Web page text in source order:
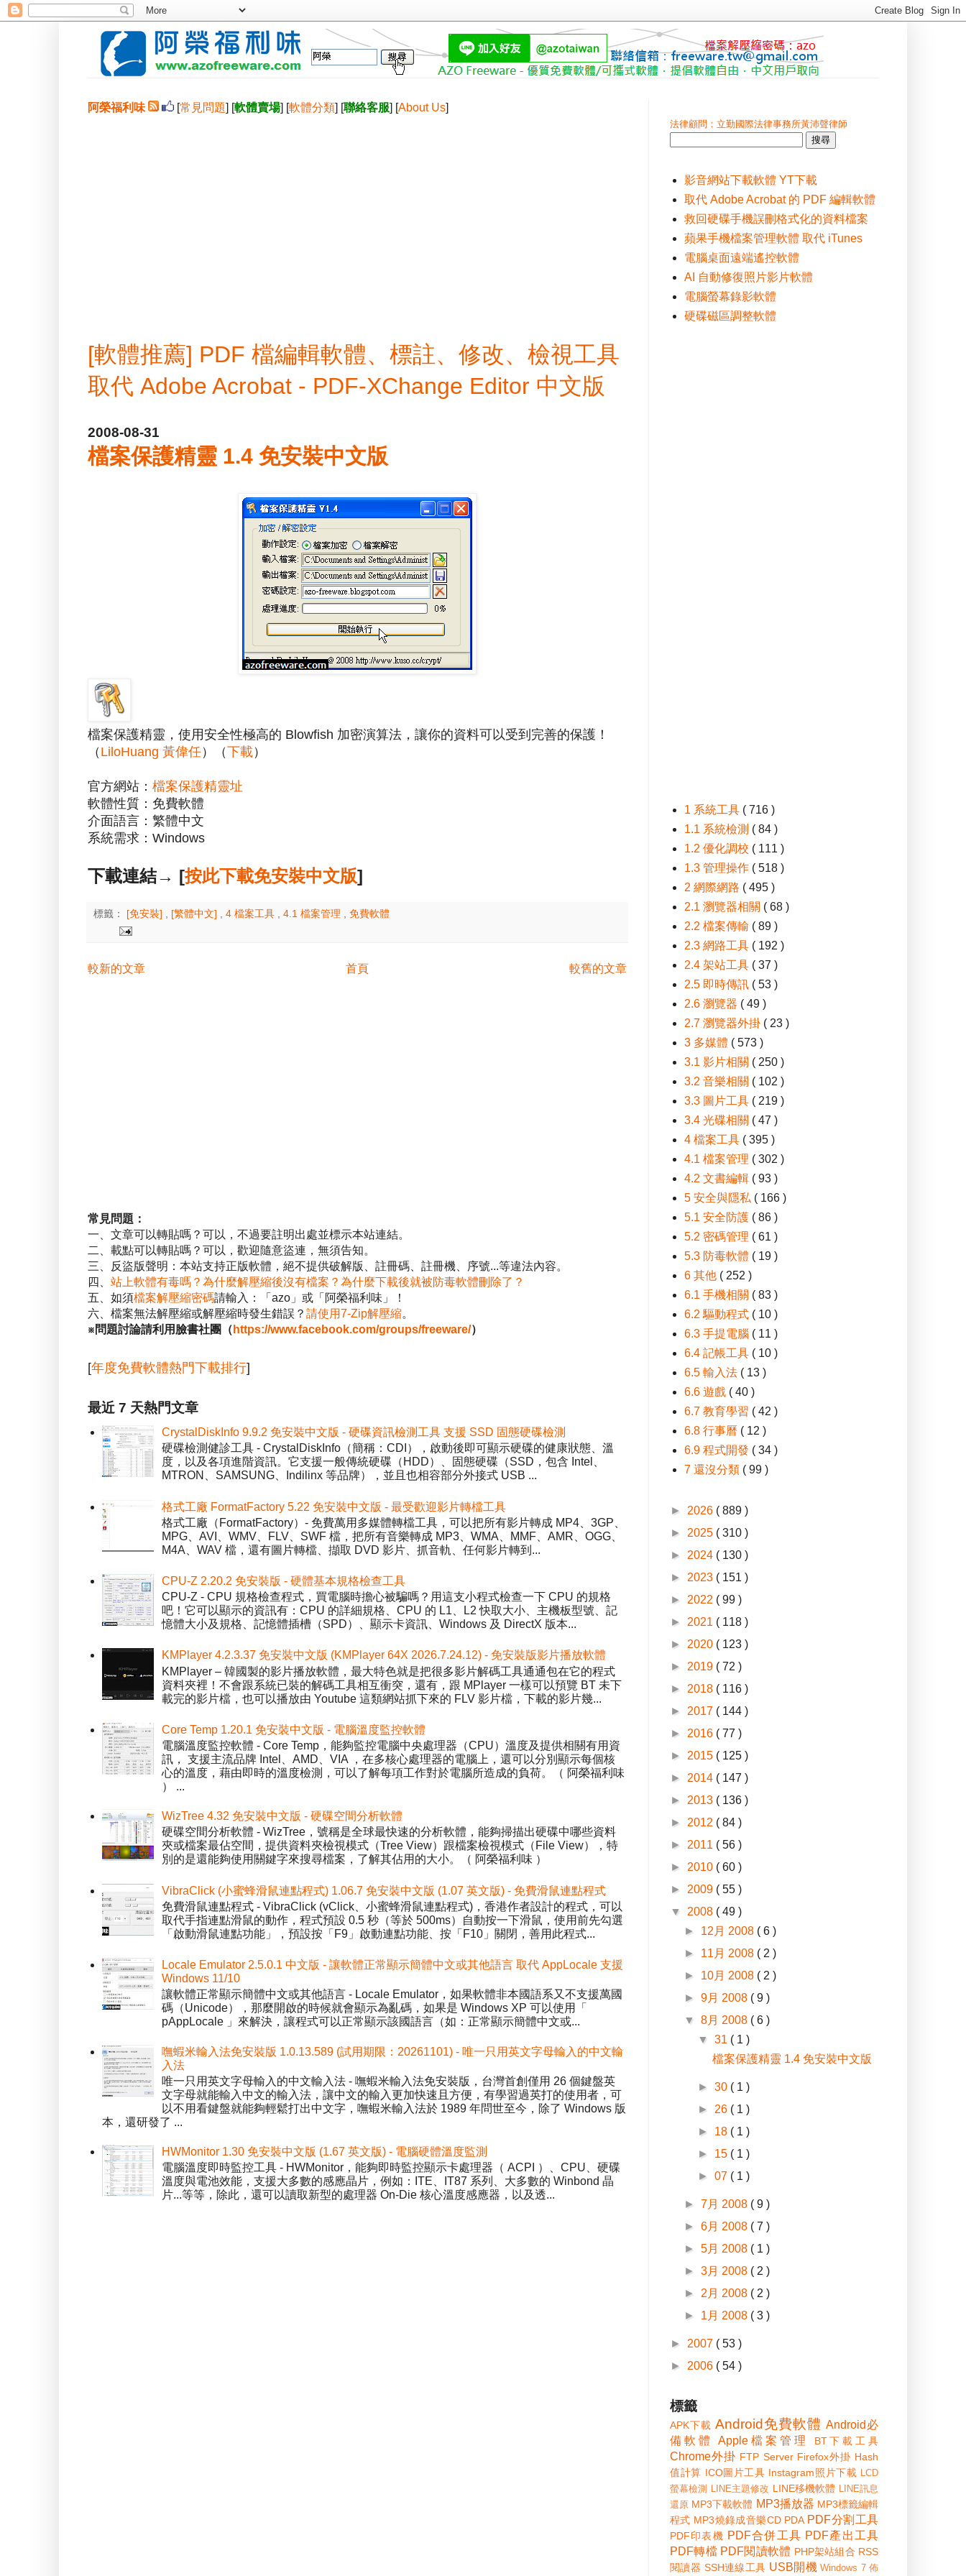
阿榮福利味 [常見問題] [軟體賣場] [軟體分類] [聯絡客服] [About Us]
[軟體推薦] PDF 檔編輯軟體、標註、修改、檢視工具
取代 Adobe Acrobat - PDF-XChange Editor 中文版
2008-08-31
檔案保護精靈 1.4 免安裝中文版
檔案保護精靈，使用安全性極高的 Blowfish 加密演算法，讓你的資料可以受到完善的保護！
（ LiloHuang 黃偉任）（下載）
官方網站： 檔案保護精靈址
軟體性質：免費軟體
介面語言：繁體中文
系統需求：Windows
下載連結→ [按此下載免安裝中文版]
標籤： [免安裝] [繁體中文] 4 檔案工具 4.1 檔案管理 免費軟體
較新的文章 較舊的文章
首頁
常見問題：
一、文章可以轉貼嗎？可以，不過要註明出處並標示本站連結。
二、載點可以轉貼嗎？可以，歡迎隨意盜連，無須告知。
三、反盜版聲明：本站支持正版軟體，絕不提供破解版、註冊碼、註冊機、序號...等違法內容。
四、 站上軟體有毒嗎？為什麼解壓縮後沒有檔案？為什麼下載後就被防毒軟體刪除了？
五、如須檔案解壓縮密碼請輸入：「azo」或「阿榮福利味」！
六、檔案無法解壓縮或解壓縮時發生錯誤？ 請使用7-Zip解壓縮。
※問題討論請利用臉書社團（ https://www.facebook.com/groups/freeware/）
[年度免費軟體熱門下載排行]
最近 7 天熱門文章
CrystalDiskInfo 9.9.2 免安裝中文版 - 硬碟資訊檢測工具 支援 SSD 固態硬碟檢測
硬碟檢測健診工具 - CrystalDiskInfo（簡稱：CDI），啟動後即可顯示硬碟的健康狀態、溫
度，以及各項進階資訊。它支援一般傳統硬碟（HDD）、固態硬碟（SSD，包含 Intel、
MTRON、SAMSUNG、Indilinx 等品牌），並且也相容部分外接式 USB ...
格式工廠 FormatFactory 5.22 免安裝中文版 - 最受歡迎影片轉檔工具
格式工廠（FormatFactory）- 免費萬用多媒體轉檔工具，可以把所有影片轉成 MP4、3GP、
MPG、AVI、WMV、FLV、SWF 檔，把所有音樂轉成 MP3、WMA、MMF、AMR、OGG、
M4A、WAV 檔，還有圖片轉檔、擷取 DVD 影片、抓音軌、任何影片轉到...
CPU-Z 2.20.2 免安裝版 - 硬體基本規格檢查工具
CPU-Z - CPU 規格檢查程式，買電腦時擔心被騙嗎？用這支小程式檢查一下 CPU 的規格
吧！它可以顯示的資訊有：CPU 的詳細規格、CPU 的 L1、L2 快取大小、主機板型號、記
憶體大小及規格、記憶體插槽（SPD）、顯示卡資訊、Windows 及 DirectX 版本...
KMPlayer 4.2.3.37 免安裝中文版 (KMPlayer 64X 2026.7.24.12) - 免安裝版影片播放軟體
KMPlayer – 韓國製的影片播放軟體，最大特色就是把很多影片解碼工具通通包在它的程式
資料夾裡！不會跟系統已裝的解碼工具相互衝突，還有，跟 MPlayer 一樣可以預覽 BT 未下
載完的影片檔，也可以播放由 Youtube 這類網站抓下來的 FLV 影片檔，下載的影片幾...
Core Temp 1.20.1 免安裝中文版 - 電腦溫度監控軟體
電腦溫度監控軟體 - Core Temp，能夠監控電腦中央處理器（CPU）溫度及提供相關有用資
訊， 支援主流品牌 Intel、AMD、VIA ，在多核心處理器的電腦上，還可以分別顯示每個核
心的溫度，藉由即時的溫度檢測，可以了解每項工作對於電腦所造成的負荷。（ 阿榮福利味
） ...
WizTree 4.32 免安裝中文版 - 硬碟空間分析軟體
硬碟空間分析軟體 - WizTree，號稱是全球最快速的分析軟體，能夠掃描出硬碟中哪些資料
夾或檔案最佔空間，提供資料夾檢視模式（Tree View）跟檔案檢視模式（File View），特
別的是還能夠使用關鍵字來搜尋檔案，了解其佔用的大小。（ 阿榮福利味 ）
VibraClick (小蜜蜂滑鼠連點程式) 1.06.7 免安裝中文版 (1.07 英文版) - 免費滑鼠連點程式
免費滑鼠連點程式 - VibraClick (vClick、小蜜蜂滑鼠連點程式)，香港作者設計的程式，可以
取代手指連點滑鼠的動作，程式預設 0.5 秒（等於 500ms）自動按一下滑鼠，使用前先勾選
「啟動滑鼠連點功能」，預設按「F9」啟動連點功能、按「F10」關閉，善用此程式...
Locale Emulator 2.5.0.1 中文版 - 讓軟體正常顯示簡體中文或其他語言 取代 AppLocale 支援
Windows 11/10
讓軟體正常顯示簡體中文或其他語言 - Locale Emulator，如果軟體非本國語系又不支援萬國
碼（Unicode），那麼開啟的時候就會顯示為亂碼，如果是 Windows XP 可以使用「
pAppLocale 」來解決，讓程式可以正常顯示該國語言（如：正常顯示簡體中文或...
嘸蝦米輸入法免安裝版 1.0.13.589 (試用期限：20261101) - 唯一只用英文字母輸入的中文輸
入法
唯一只用英文字母輸入的中文輸入法 - 嘸蝦米輸入法免安裝版，台灣首創僅用 26 個鍵盤英
文字母就能輸入中文的輸入法，讓中文的輸入更加快速且方便，有學習過英打的使用者，可
以不用看鍵盤就能夠輕鬆打出中文字，嘸蝦米輸入法於 1989 年問世至今，除了 Windows 版
本，還研發了 ...
HWMonitor 1.30 免安裝中文版 (1.67 英文版) - 電腦硬體溫度監測
電腦溫度即時監控工具 - HWMonitor，能夠即時監控顯示卡處理器（ ACPI ）、CPU、硬碟
溫度與電池效能，支援大多數的感應晶片，例如：ITE、IT87 系列、大多數的 Winbond 晶
片...等等，除此，還可以讀取新型的處理器 On-Die 核心溫度感應器，以及透...
法律顧問：立勤國際法律事務所黃沛聲律師
影音網站下載軟體 YT下載
取代 Adobe Acrobat 的 PDF 編輯軟體
救回硬碟手機誤刪格式化的資料檔案
蘋果手機檔案管理軟體 取代 iTunes
電腦桌面遠端遙控軟體
AI 自動修復照片影片軟體
電腦螢幕錄影軟體
硬碟磁區調整軟體
1 系統工具 ( 716 )
1.1 系統檢測 ( 84 )
1.2 優化調校 ( 111 )
1.3 管理操作 ( 518 )
2 網際網路 ( 495 )
2.1 瀏覽器相關 ( 68 )
2.2 檔案傳輸 ( 89 )
2.3 網路工具 ( 192 )
2.4 架站工具 ( 37 )
2.5 即時傳訊 ( 53 )
2.6 瀏覽器 ( 49 )
2.7 瀏覽器外掛 ( 23 )
3 多媒體 ( 573 )
3.1 影片相關 ( 250 )
3.2 音樂相關 ( 102 )
3.3 圖片工具 ( 219 )
3.4 光碟相關 ( 47 )
4 檔案工具 ( 395 )
4.1 檔案管理 ( 302 )
4.2 文書編輯 ( 93 )
5 安全與隱私 ( 166 )
5.1 安全防護 ( 86 )
5.2 密碼管理 ( 61 )
5.3 防毒軟體 ( 19 )
6 其他 ( 252 )
6.1 手機相關 ( 83 )
6.2 驅動程式 ( 10 )
6.3 手提電腦 ( 11 )
6.4 記帳工具 ( 10 )
6.5 輸入法 ( 13 )
6.6 遊戲 ( 40 )
6.7 教育學習 ( 42 )
6.8 行事曆 ( 12 )
6.9 程式開發 ( 34 )
7 還沒分類 ( 99 )
► 2026 ( 889 )
► 2025 ( 310 )
► 2024 ( 130 )
► 2023 ( 151 )
► 2022 ( 99 )
► 2021 ( 118 )
► 2020 ( 123 )
► 2019 ( 72 )
► 2018 ( 116 )
► 2017 ( 144 )
► 2016 ( 77 )
► 2015 ( 125 )
► 2014 ( 147 )
► 2013 ( 136 )
► 2012 ( 84 )
► 2011 ( 56 )
► 2010 ( 60 )
► 2009 ( 55 )
▼ 2008 ( 49 )
► 12月 2008 ( 6 )
► 11月 2008 ( 2 )
► 10月 2008 ( 2 )
►9月 2008 ( 9 )
▼8月 2008 ( 6 )
▼31 ( 1 )
檔案保護精靈 1.4 免安裝中文版
►30 ( 1 )
► 26 ( 1 )
► 18 ( 1 )
► 15 ( 1 )
►07 ( 1 )
►7月 2008 ( 9 )
►6月 2008 ( 7 )
►5月 2008 ( 1 )
►3月 2008 ( 2 )
► 2月 2008 ( 2 )
► 1月 2008 ( 3 )
► 2007 ( 53 )
► 2006 ( 54 )
標籤
APK下載 Android免費軟體 Android必
備軟體
Apple檔案管理 BT下載工具
Chrome外掛 FTP Server Firefox外掛 Hash
值計算 ICO圖片工具 Instagram照片下載 LCD
螢幕檢測
LINE主題修改 LINE移機軟體 LINE訊息
還原 MP3下載軟體 MP3播放器 MP3標籤編輯
程式 MP3燒錄成音樂CD PDA PDF分割工具
PDF印表機 PDF合併工具 PDF產出工具
PDF轉檔 PDF閱讀軟體 PHP架站組合 RSS
閱讀器 SSH連線工具 USB開機 Windows 7 佈